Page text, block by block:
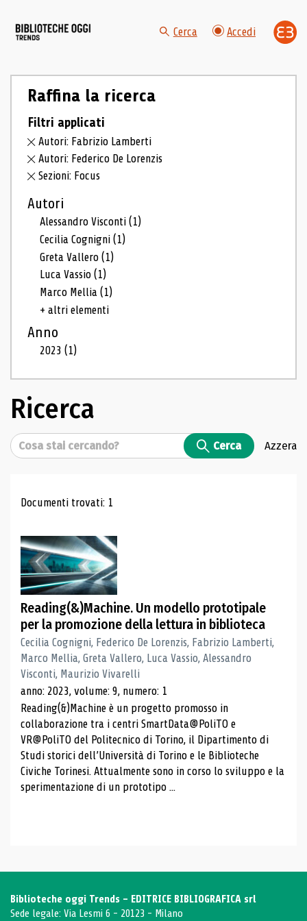
Cerca Accedi
Raffina la ricerca
Filtri applicati
Autori: Fabrizio Lamberti
Autori: Federico De Lorenzis
Sezioni: Focus
Autori
Alessandro Visconti(1)
Cecilia Cognigni(1)
Greta Vallero(1)
Luca Vassio(1)
Marco Mellia(1)
+ altri elementi
Anno
2023(1)
Ricerca
Cerca Cerca Azzera
Risultati di ricerca
Documenti trovati: 1
Reading(&)Machine. Un modello prototipale
per la promozione della lettura in biblioteca
Cecilia Cognigni, Federico De Lorenzis, Fabrizio Lamberti,
Marco Mellia, Greta Vallero, Luca Vassio, Alessandro
Visconti, Maurizio Vivarelli
anno: 2023, volume: 9, numero: 1
Reading(&)Machine è un progetto promosso in
collaborazione tra i centri SmartData@PoliTO e
VR@PoliTO del Politecnico di Torino, il Dipartimento di
Studi storici dell’Università di Torino e le Biblioteche
Civiche Torinesi. Attualmente sono in corso lo sviluppo e la
sperimentazione di un prototipo ...
Biblioteche oggi Trends - EDITRICE BIBLIOGRAFICA srl
Sede legale: Via Lesmi 6 - 20123 - Milano